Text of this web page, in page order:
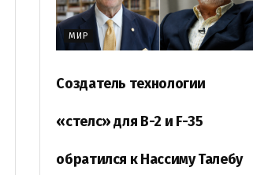
МИР
Создатель технологии
«стелс» для B-2 и F-35
обратился к Нассиму Талебу